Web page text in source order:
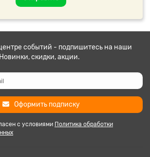
событий - подпишитесь на наши
скидки, акции.
Оформить подписку
с условиями Политика обработки